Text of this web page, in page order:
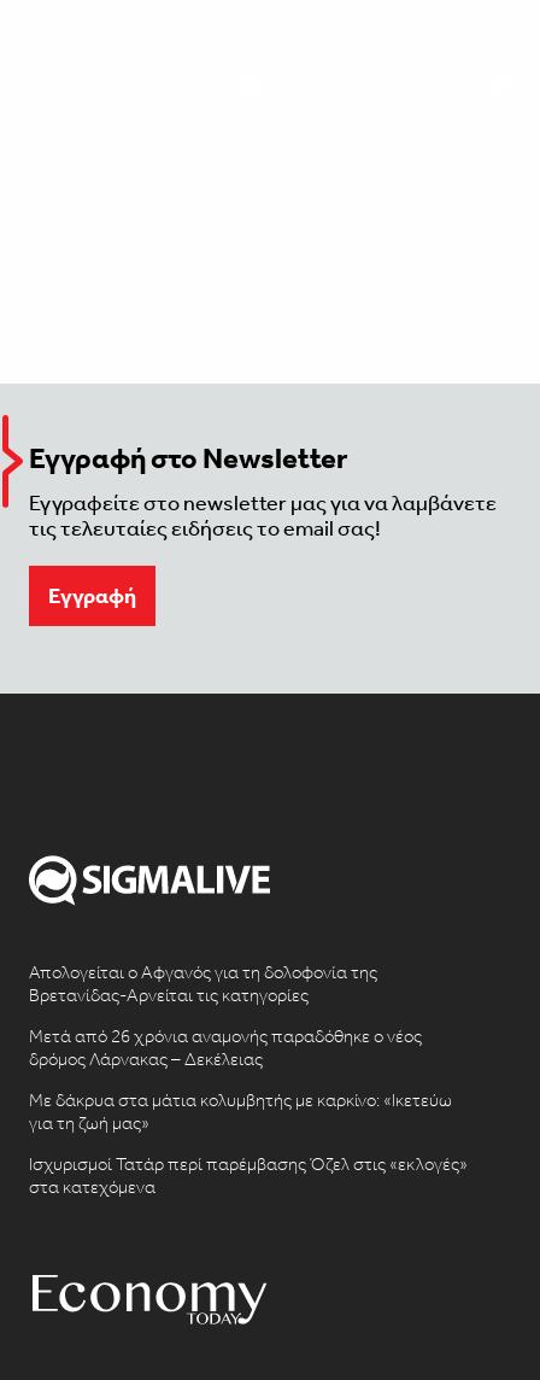
Εγγραφή στο Newsletter
Εγγραφείτε στο newsletter μας για να λαμβάνετε
τις τελευταίες ειδήσεις το email σας!
Eγγραφή
Απολογείται ο Αφγανός για τη δολοφονία της
Βρετανίδας-Αρνείται τις κατηγορίες
Μετά από 26 χρόνια αναμονής παραδόθηκε ο νέος
δρόμος Λάρνακας – Δεκέλειας
Με δάκρυα στα μάτια κολυμβητής με καρκίνο: «Ικετεύω
για τη ζωή μας»
Ισχυρισμοί Τατάρ περί παρέμβασης Όζελ στις «εκλογές»
στα κατεχόμενα